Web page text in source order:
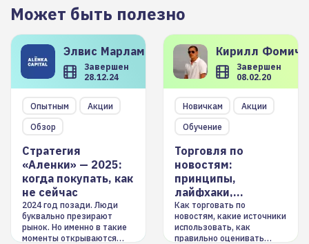
Может быть полезно
Элвис Марламов
Завершен
28.12.24
Опытным
Акции
Обзор
Стратегия
«Аленки» — 2025:
когда покупать, как
не сейчас
2024 год позади. Люди
буквально презирают
рынок. Но именно в такие
моменты открываются
Кирилл
Завершен
08.02.20
Новичкам
Акции
Обучение
Торговля по
новостям:
принципы,
лайфхаки,
инструменты
Как торговать по
новостям, какие источники
использовать, как
правильно оценивать